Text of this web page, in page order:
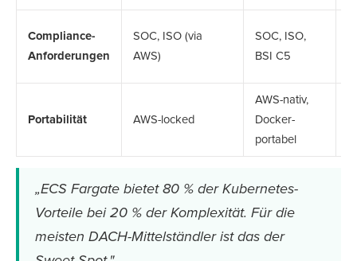
Compliance-
Anforderungen
SOC, ISO (via
AWS)
SOC, ISO,
BSI C5
Portabilität AWS-locked
AWS-nativ,
Docker-
portabel
„ECS Fargate bietet 80 % der Kubernetes-
Vorteile bei 20 % der Komplexität. Für die
meisten DACH-Mittelständler ist das der